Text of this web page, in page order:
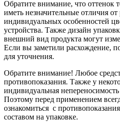
Обратите внимание, что оттенок
иметь незначительные отличия от
индивидуальных особенностей
устройства. Также дизайн
внешний вид продукта могут
Если вы заметили расхождение,
для уточнения.
Обратите внимание! Любое
противопоказания. Также у
индивидуальная
Поэтому перед применением
ознакомиться с
составом на упаковке.